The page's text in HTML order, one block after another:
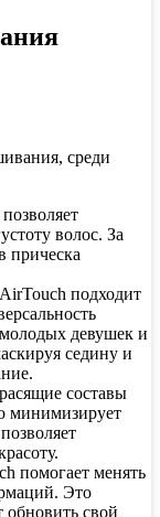
среди
волос. За
прическа
подходит
молодых девушек и
седину и
составы
минимизирует
помогает менять
Это
обновить свой